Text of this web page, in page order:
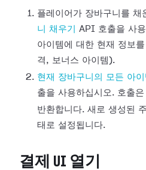
플레이어가 장바구니를 채
니 채우기
API 호출을 사
아이템에 대한 현재 정보
격, 보너스 아이템).
현재 장바구니의 모든 아
출을 사용하십시오. 호출
반환합니다. 새로 생성된
태로 설정됩니다.
결제 UI 열기